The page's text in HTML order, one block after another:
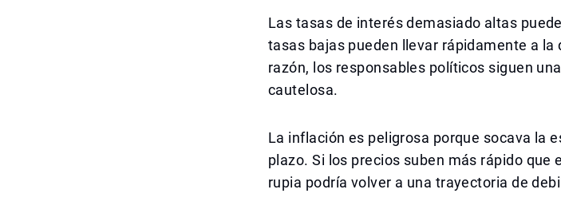
Las tasas de interés demasiado altas
tasas bajas pueden llevar rápidamente a
razón, los responsables políticos siguen
cautelosa.
La inflación es peligrosa porque socava la
plazo. Si los precios suben más rápido que
rupia podría volver a una trayectoria de